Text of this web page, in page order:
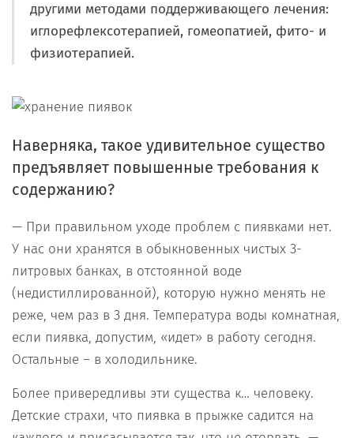
другими методами поддерживающего лечения:
иглорефлексотерапией, гомеопатией, фито- и
физиотерапией.
Наверняка, такое удивительное существо
предъявляет повышенные требования к
содержанию?
— При правильном уходе проблем с пиявками нет.
У нас они хранятся в обыкновенных чистых 3-
литровых банках, в отстоянной воде
(недистиллированной), которую нужно менять не
реже, чем раз в 3 дня. Температура воды комнатная,
если пиявка, допустим, «идет» в работу сегодня.
Остальные – в холодильнике.
Более привередливы эти существа к… человеку.
Детские страхи, что пиявка в прыжке садится на